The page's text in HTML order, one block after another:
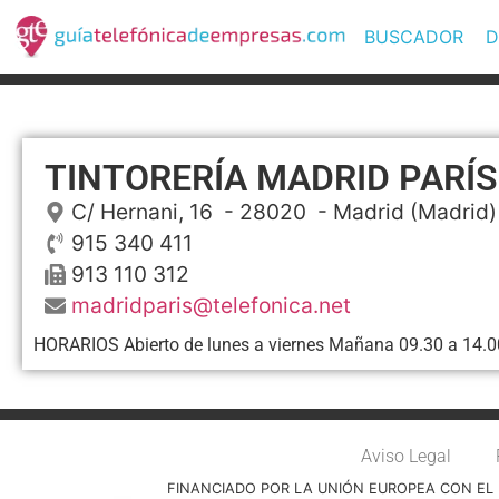
BUSCADOR
TINTORERÍA MADRID PARÍS
C/ Hernani, 16 - 28020 - Madrid (Madrid)
915 340 411
913 110 312
madridparis@telefonica.net
HORARIOS Abierto de lunes a viernes Mañana 09.30 a
Aviso Legal
FINANCIADO POR LA UNIÓN EUROPEA CON